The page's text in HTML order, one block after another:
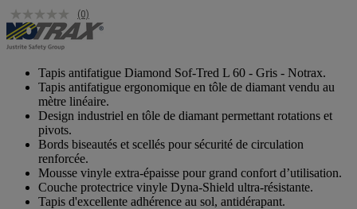
(0)
Tapis antifatigue Diamond Sof-Tred L 60 - Gris - Notrax.
Tapis antifatigue ergonomique en tôle de diamant vendu au
mètre linéaire.
Design industriel en tôle de diamant permettant rotations et
pivots.
Bords biseautés et scellés pour sécurité de circulation
renforcée.
Mousse vinyle extra-épaisse pour grand confort d’utilisation.
Couche protectrice vinyle Dyna-Shield ultra-résistante.
Tapis d'excellente adhérence au sol, antidérapant.